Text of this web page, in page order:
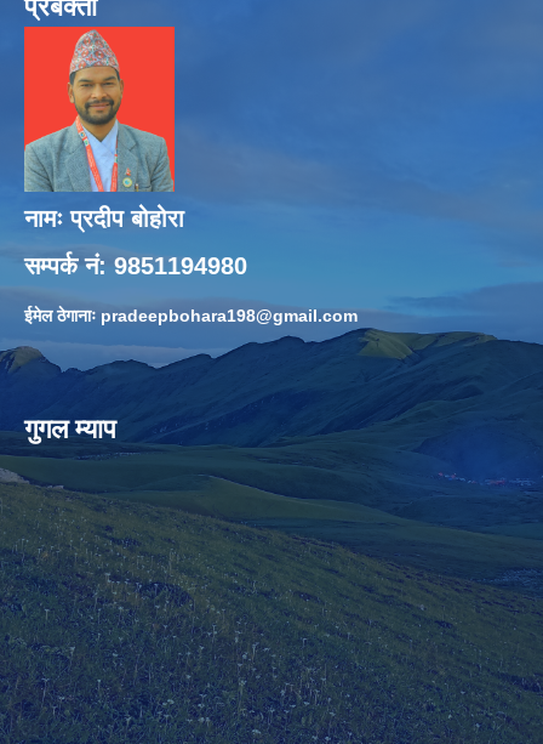
प्रबक्ता
नामः प्रदीप बोहोरा
सम्पर्क नं: 9851194980
ईमेल ठेगानाः pradeepbohara198@gmail.com
गुगल म्याप